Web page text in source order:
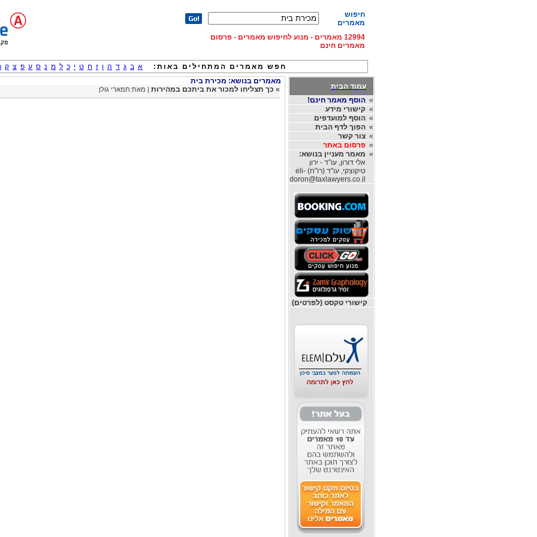
חיפוש
מאמרים
12994 מאמרים - מנוע לחיפוש מאמרים - פרסום
מאמרים חינם
חפש מאמרים המתחילים באות: א ב ג ד ה ו ז ח ט י כ ל מ נ ס ע פ צ ק
עמוד הבית
»הוסף מאמר חינם!
»קישורי מידע
»הוסף למועדפים
»הפוך לדף הבית
»צור קשר
»פרסום באתר
» מאמר מעניין בנושא:
אלי דורון, עו"ד - ירון
טיקוצקי, עו"ד (רו"ח)eli-
doron@taxlawyers.co.il
קישורי טקסט (לפרטים)
מאמרים בנושא: מכירת בית
» כך תצליחו למכור את ביתכם במהירות | מאת:תמארי גולן